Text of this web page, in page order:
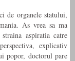
de organele statului,
As vrea sa ma
aspiratia catre
explicativ
popor, doctorul pare